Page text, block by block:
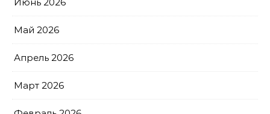
Май 2026
Апрель 2026
Март 2026